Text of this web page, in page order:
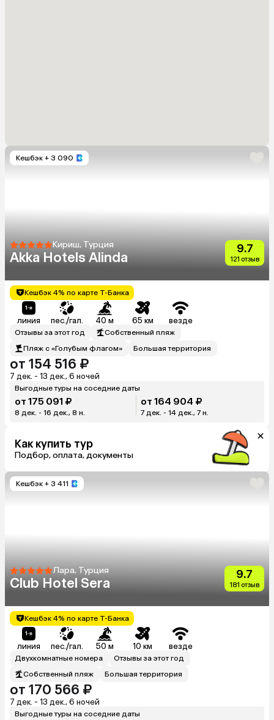
Кешбэк + 3 090
Кириш, Турция
Akka Hotels Alinda
9.7
121 отзыв
Кешбэк 4% по карте Т-Банка
линия пес./гал. 40 м 65 км везде
Отзывы за этот год
Собственный пляж
Пляж с «Голубым флагом»
Большая территория
от 154 516 ₽
7 дек. - 13 дек., 6 ночей
Выгодные туры на соседние даты
от 175 091 ₽
8 дек. - 16 дек., 8 н.
от 164 904 ₽
7 дек. - 14 дек., 7 н.
Как купить тур
Подбор, оплата, документы
Кешбэк + 3 411
Лара, Турция
Club Hotel Sera
9.7
181 отзыв
Кешбэк 4% по карте Т-Банка
линия пес./гал. 50 м 10 км везде
Двухкомнатные номера
Отзывы за этот год
Собственный пляж
Большая территория
от 170 566 ₽
7 дек. - 13 дек., 6 ночей
Выгодные туры на соседние даты